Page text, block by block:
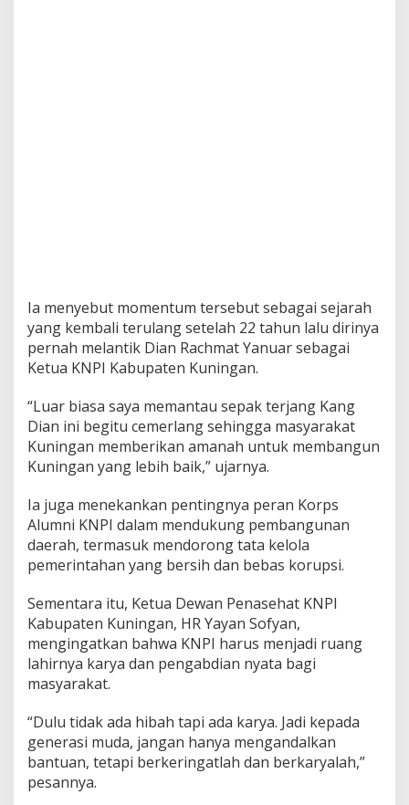
Ia menyebut momentum tersebut sebagai sejarah
yang kembali terulang setelah 22 tahun lalu dirinya
pernah melantik Dian Rachmat Yanuar sebagai
Ketua KNPI Kabupaten Kuningan.
“Luar biasa saya memantau sepak terjang Kang
Dian ini begitu cemerlang sehingga masyarakat
Kuningan memberikan amanah untuk membangun
Kuningan yang lebih baik,” ujarnya.
Ia juga menekankan pentingnya peran Korps
Alumni KNPI dalam mendukung pembangunan
daerah, termasuk mendorong tata kelola
pemerintahan yang bersih dan bebas korupsi.
Sementara itu, Ketua Dewan Penasehat KNPI
Kabupaten Kuningan, HR Yayan Sofyan,
mengingatkan bahwa KNPI harus menjadi ruang
lahirnya karya dan pengabdian nyata bagi
masyarakat.
“Dulu tidak ada hibah tapi ada karya. Jadi kepada
generasi muda, jangan hanya mengandalkan
bantuan, tetapi berkeringatlah dan berkaryalah,”
pesannya.